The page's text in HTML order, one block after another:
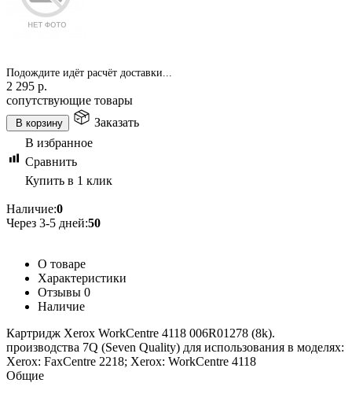
Подождите идёт расчёт доставки...
2 295 р.
сопутствующие товары
В корзину
Заказать
В избранное
Сравнить
Купить в 1 клик
Наличие:0
Через 3-5 дней:50
О товаре
Характеристики
Отзывы 0
Наличие
Картридж Xerox WorkCentre 4118 006R01278 (8k).
производства 7Q (Seven Quality) для использования в моделях:
Xerox: FaxCentre 2218; Xerox: WorkCentre 4118
Общие